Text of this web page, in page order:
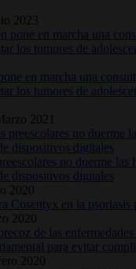
2023
en marcha una
los tumores de
2021
no duerme las
dispositivos digitales
2020
Cosentyx en la psoriasis
2020
de las
para evitar
2020